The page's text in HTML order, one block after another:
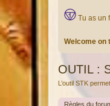
Tu as un
Welcome on
OUTIL :
L’outil STK
Règles du